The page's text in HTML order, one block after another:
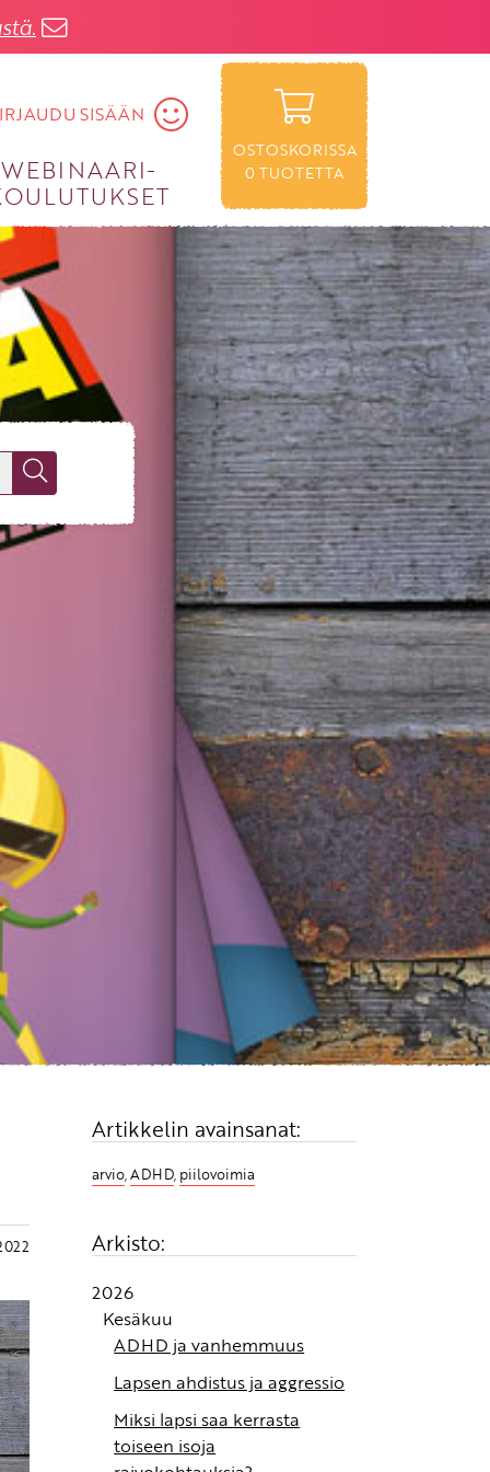
SISÄÄN
WEBINAARI­
OSTOSKORISSA
0TUOTETTA
Artikkelin avainsanat:
arvio,ADHD, piilovoimia
Arkisto:
2026
Kesäkuu
ADHD ja vanhemmuus
Lapsen ahdistus ja aggressio
Miksi lapsi saa kerrasta
toiseen isoja